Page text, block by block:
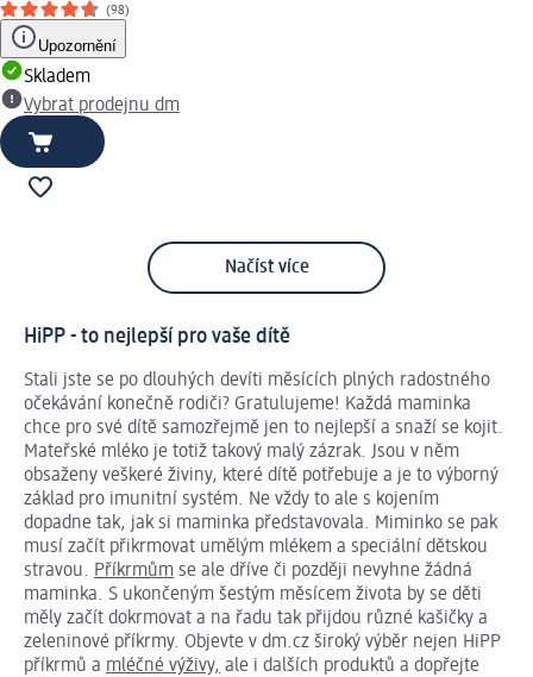
(98)
Upozornění
Skladem
Vybrat prodejnu dm
Načíst více
HiPP - to nejlepší pro vaše dítě
Stali jste se po dlouhých devíti měsících plných radostného
očekávání konečně rodiči? Gratulujeme! Každá maminka
chce pro své dítě samozřejmě jen to nejlepší a snaží se kojit.
Mateřské mléko je totiž takový malý zázrak. Jsou v něm
obsaženy veškeré živiny, které dítě potřebuje a je to výborný
základ pro imunitní systém. Ne vždy to ale s kojením
dopadne tak, jak si maminka představovala. Miminko se pak
musí začít přikrmovat umělým mlékem a speciální dětskou
stravou. Příkrmům se ale dříve či později nevyhne žádná
maminka. S ukončeným šestým měsícem života by se děti
měly začít dokrmovat a na řadu tak přijdou různé kašičky a
zeleninové příkrmy. Objevte v dm.cz široký výběr nejen HiPP
příkrmů a mléčné výživy, ale i dalších produktů a dopřejte